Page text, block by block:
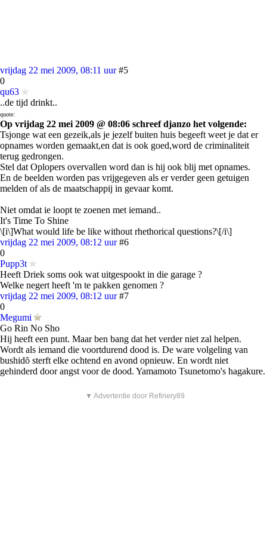
vrijdag 22 mei 2009, 08:11 uur #5
0
qu63
..de tijd drinkt..
quote:
Op vrijdag 22 mei 2009 @ 08:06 schreef djanzo het volgende:
Tsjonge wat een gezeik,als je jezelf buiten huis begeeft weet je dat er
opnames worden gemaakt,en dat is ook goed,word de criminaliteit
terug gedrongen.
Stel dat Oplopers overvallen word dan is hij ook blij met opnames.
En de beelden worden pas vrijgegeven als er verder geen getuigen
melden of als de maatschappij in gevaar komt.
Niet omdat ie loopt te zoenen met iemand..
It's Time To Shine
\[i\]What would life be like without rhethorical questions?\[/i\]
vrijdag 22 mei 2009, 08:12 uur #6
0
Pupp3t
Heeft Driek soms ook wat uitgespookt in die garage ?
Welke negert heeft 'm te pakken genomen ?
vrijdag 22 mei 2009, 08:12 uur #7
0
Megumi
Go Rin No Sho
Hij heeft een punt. Maar ben bang dat het verder niet zal helpen.
Wordt als iemand die voortdurend dood is. De ware volgeling van
bushidõ sterft elke ochtend en avond opnieuw. En wordt niet
gehinderd door angst voor de dood. Yamamoto Tsunetomo's hagakure.
▼ Advertentie door Refinery89